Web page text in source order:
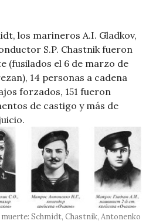
los marineros A.I. Gladkov,
S.P. Chastnik fueron
(fusilados el 6 de marzo de
14 personas a cadena
forzados, 151 fueron
de castigo y más de
Schmidt, Chastnik, Antonenko